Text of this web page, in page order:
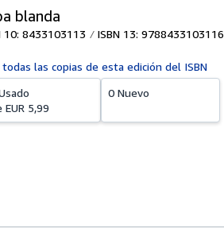
blanda
10: 8433103113 ISBN 13: 9788433103116
todas las copias de esta edición del ISBN
EUR 5,99
0 Nuevo